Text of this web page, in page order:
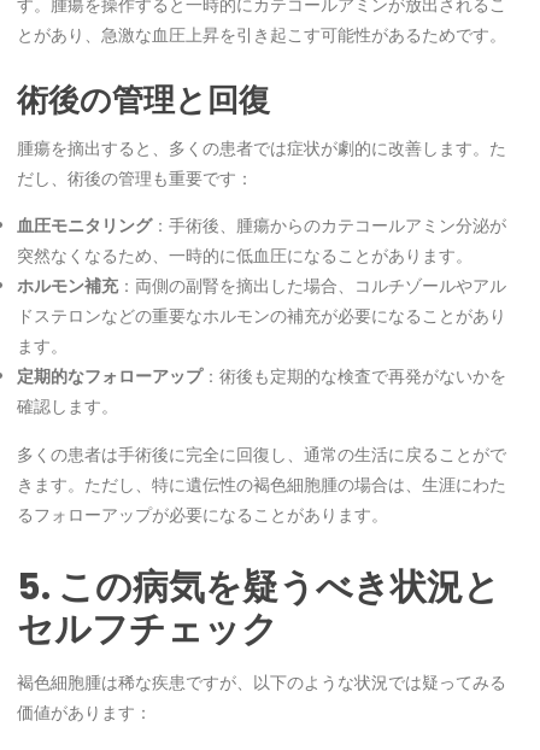
す。腫瘍を操作すると一時的にカテコールアミンが放出されるこ
とがあり、急激な血圧上昇を引き起こす可能性があるためです。
術後の管理と回復
腫瘍を摘出すると、多くの患者では症状が劇的に改善します。た
だし、術後の管理も重要です：
血圧モニタリング：手術後、腫瘍からのカテコールアミン分泌が
突然なくなるため、一時的に低血圧になることがあります。
ホルモン補充：両側の副腎を摘出した場合、コルチゾールやアル
ドステロンなどの重要なホルモンの補充が必要になることがあり
ます。
定期的なフォローアップ：術後も定期的な検査で再発がないかを
確認します。
多くの患者は手術後に完全に回復し、通常の生活に戻ることがで
きます。ただし、特に遺伝性の褐色細胞腫の場合は、生涯にわた
るフォローアップが必要になることがあります。
5. この病気を疑うべき状況と
セルフチェック
褐色細胞腫は稀な疾患ですが、以下のような状況では疑ってみる
価値があります：